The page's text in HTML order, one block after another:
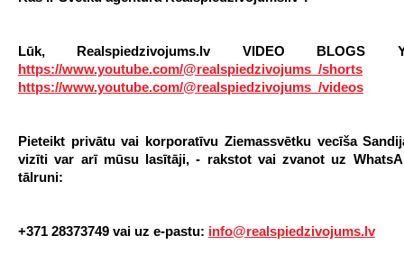
Lūk, Realspiedzivojums.lv VIDEO BLOGS
https://www.youtube.com/@realspiedzivojums_/shorts
https://www.youtube.com/@realspiedzivojums_/videos
Pieteikt privātu vai korporatīvu Ziemassvētku vecīša
vizīti var arī mūsu lasītāji, - rakstot vai zvanot uz
tālruni:
+371 28373749 vai uz e-pastu: info@realspiedzivojums.lv